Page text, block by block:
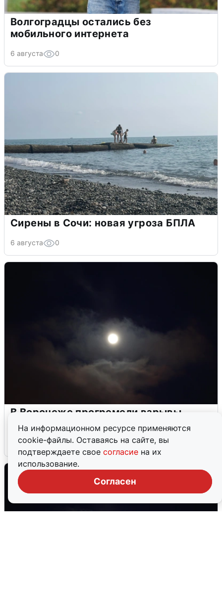
На информационном ресурсе применяются
cookie-файлы. Оставаясь на сайте, вы
подтверждаете свое согласие на их
использование.
Согласен
Волгоградцы остались без
мобильного интернета
6 августа 0
Сирены в Сочи: новая угроза БПЛА
6 августа 0
В Воронеже прогремели взрывы
после сигнала тревоги
5 августа 0